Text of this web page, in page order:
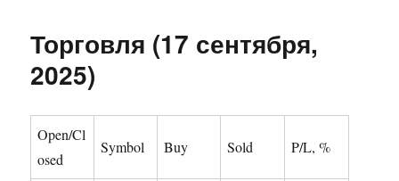
Торговля (17 сентября,
2025)
Open/Cl
osed
Symbol Buy Sold P/L, %